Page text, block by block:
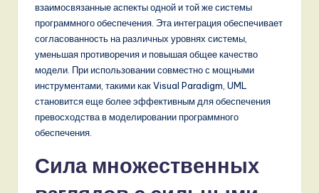
d
in
A
взаимосвязанные аспекты одной и той же системы
программного обеспечения. Эта интеграция обеспечивает
согласованность на различных уровнях системы,
уменьшая противоречия и повышая общее качество
модели. При использовании совместно с мощными
инструментами, такими как Visual Paradigm, UML
становится еще более эффективным для обеспечения
превосходства в моделировании программного
обеспечения.
Сила множественных